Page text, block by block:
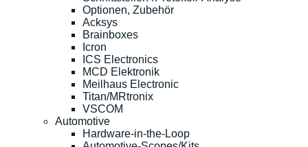
Optionen, Zubehör
Acksys
Brainboxes
Icron
ICS Electronics
MCD Elektronik
Meilhaus Electronic
Titan/MRtronix
VSCOM
Automotive
Hardware-in-the-Loop